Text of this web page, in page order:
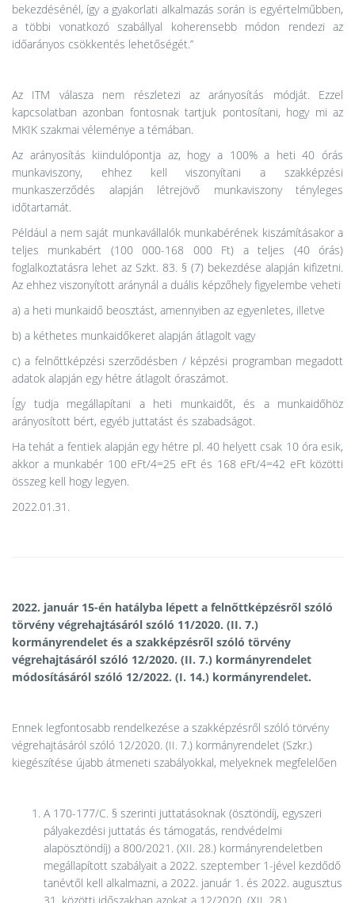
bekezdésénél, így a gyakorlati alkalmazás során is egyértelműbben,
a többi vonatkozó szabállyal koherensebb módon rendezi az
időarányos csökkentés lehetőségét.”
Az ITM válasza nem részletezi az arányosítás módját. Ezzel
kapcsolatban azonban fontosnak tartjuk pontosítani, hogy mi az
MKIK szakmai véleménye a témában.
Az arányosítás kiindulópontja az, hogy a 100% a heti 40 órás
munkaviszony, ehhez kell viszonyítani a szakképzési
munkaszerződés alapján létrejövő munkaviszony tényleges
időtartamát.
Például a nem saját munkavállalók munkabérének kiszámításakor a
teljes munkabért (100 000-168 000 Ft) a teljes (40 órás)
foglalkoztatásra lehet az Szkt. 83. § (7) bekezdése alapján kifizetni.
Az ehhez viszonyított aránynál a duális képzőhely figyelembe veheti
a) a heti munkaidő beosztást, amennyiben az egyenletes, illetve
b) a kéthetes munkaidőkeret alapján átlagolt vagy
c) a felnőttképzési szerződésben / képzési programban megadott
adatok alapján egy hétre átlagolt óraszámot.
Így tudja megállapítani a heti munkaidőt, és a munkaidőhöz
arányosított bért, egyéb juttatást és szabadságot.
Ha tehát a fentiek alapján egy hétre pl. 40 helyett csak 10 óra esik,
akkor a munkabér 100 eFt/4=25 eFt és 168 eFt/4=42 eFt közötti
összeg kell hogy legyen.
2022.01.31.
2022. január 15-én hatályba lépett a felnőttképzésről szóló
törvény végrehajtásáról szóló 11/2020. (II. 7.)
kormányrendelet és a szakképzésről szóló törvény
végrehajtásáról szóló 12/2020. (II. 7.) kormányrendelet
módosításáról szóló 12/2022. (I. 14.) kormányrendelet.
Ennek legfontosabb rendelkezése a szakképzésről szóló törvény
végrehajtásáról szóló 12/2020. (II. 7.) kormányrendelet (Szkr.)
kiegészítése újabb átmeneti szabályokkal, melyeknek megfelelően
A 170-177/C. § szerinti juttatásoknak (ösztöndíj, egyszeri
pályakezdési juttatás és támogatás, rendvédelmi
alapösztöndíj) a 800/2021. (XII. 28.) kormányrendeletben
megállapított szabályait a 2022. szeptember 1-jével kezdődő
tanévtől kell alkalmazni, a 2022. január 1. és 2022. augusztus